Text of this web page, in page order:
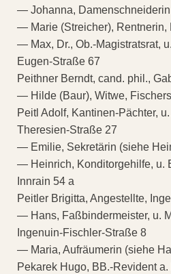
— Johanna,
— Marie (Streicher), Rentnerin,
— Max, Dr., Ob.-Magistratsrat,
Eugen-Straße 67
Peithner Berndt, cand. phil.,
— Hilde (Baur), Witwe,
Peitl Adolf, Kantinen-Pächter,
Theresien-Straße 27
— Emilie, Sekretärin (siehe
— Heinrich, Konditorgehilfe, u.
Innrain 54 a
Peitler Brigitta, Angestellte,
— Hans, Faßbindermeister, u.
Ingenuin-Fischler-Straße 8
— Maria, Aufräumerin (siehe
Pekarek Hugo, BB.-Revident